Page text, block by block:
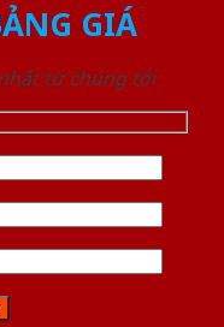
GIÁ
từ chúng tôi